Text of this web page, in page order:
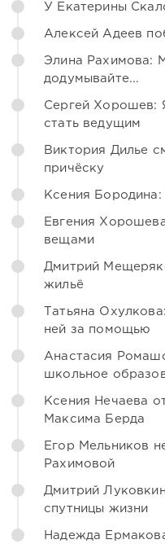
У Екатерины
Алексей Адеев
Элина Рахимова:
додумывайте...
Сергей Хорошев:
стать ведущим
Виктория Дилье
причёску
Ксения
Евгения
вещами
Дмитрий
жильё
Татьяна
ней за помощью
Анастасия
школьное
Ксения Нечаева
Максима Берда
Егор Мельников
Рахимовой
Дмитрий
спутницы жизни
Надежда